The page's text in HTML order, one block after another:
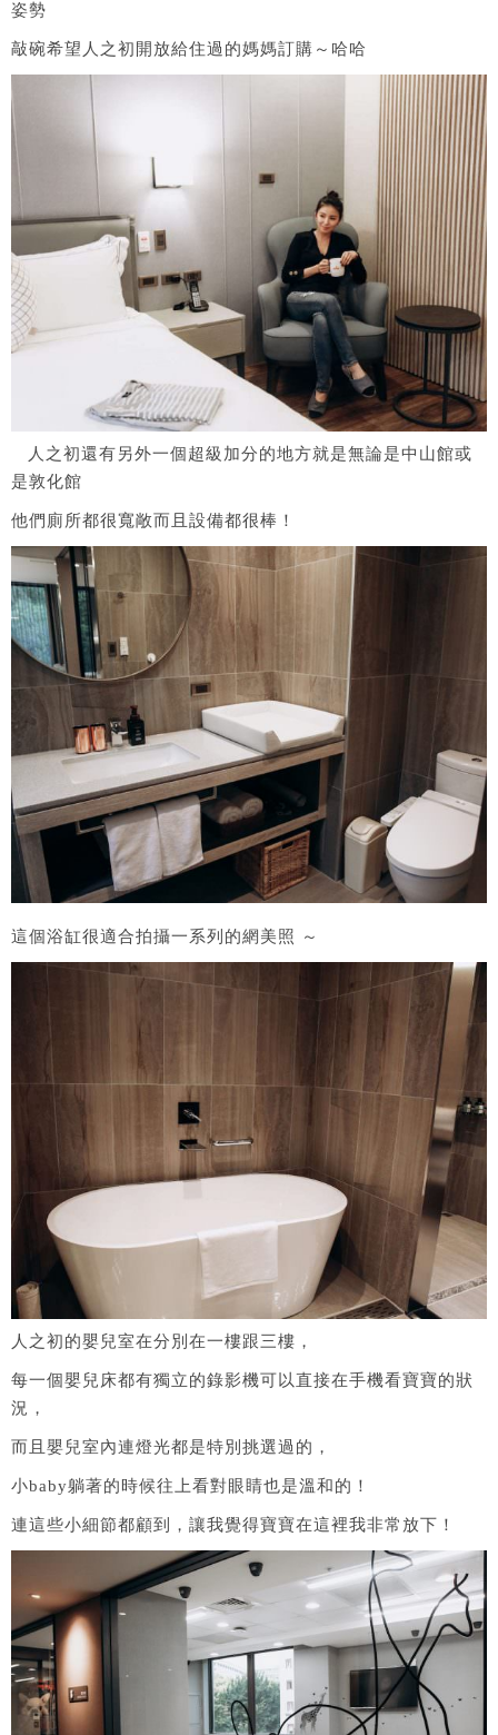
姿勢
敲碗希望人之初開放給住過的媽媽訂購～哈哈
人之初還有另外一個超級加分的地方就是無論是中山館或
是敦化館
他們廁所都很寬敞而且設備都很棒！
這個浴缸很適合拍攝一系列的網美照 ～
人之初的嬰兒室在分別在一樓跟三樓，
每一個嬰兒床都有獨立的錄影機可以直接在手機看寶寶的狀
況，
而且嬰兒室內連燈光都是特別挑選過的，
小baby躺著的時候往上看對眼睛也是溫和的！
連這些小細節都顧到，讓我覺得寶寶在這裡我非常放下！